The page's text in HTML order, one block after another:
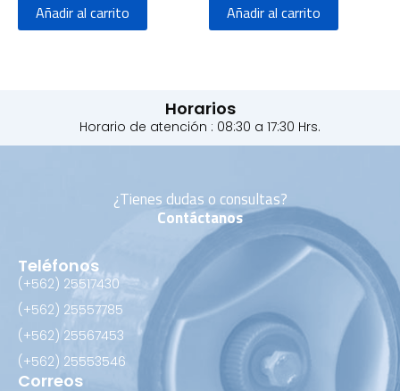
Añadir al carrito Añadir al carrito
Horarios
Horario de atención : 08:30 a 17:30 Hrs.
¿Tienes dudas o consultas?
Contáctanos
Teléfonos
(+562) 25517430‬
(+562) 25557785
(+562) 25567453‬
(+562) ‪25553546
Correos